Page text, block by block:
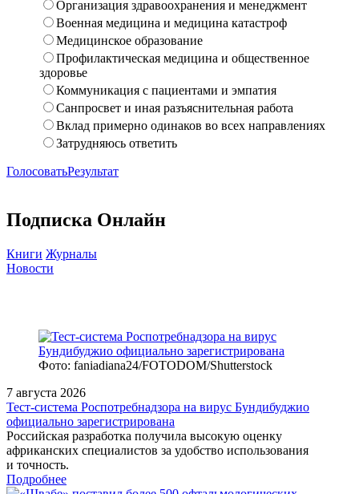
Организация здравоохранения и менеджмент
Военная медицина и медицина катастроф
Медицинское образование
Профилактическая медицина и общественное
здоровье
Коммуникация с пациентами и эмпатия
Санпросвет и иная разъяснительная работа
Вклад примерно одинаков во всех направлениях
Затрудняюсь ответить
ГолосоватьРезультат
Подписка Онлайн
Книги Журналы
Новости
Фото: faniadiana24/FOTODOM/Shutterstock
7 августа 2026
Тест‑система Роспотребнадзора на вирус Бундибуджио
официально зарегистрирована
Российская разработка получила высокую оценку
африканских специалистов за удобство использования
и точность.
Подробнее